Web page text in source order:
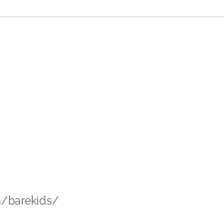
i
á
barekids/